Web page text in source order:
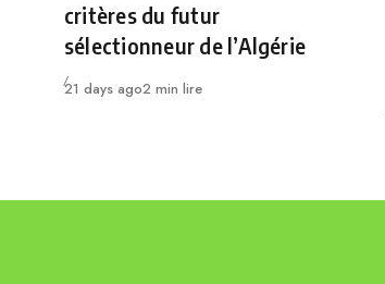
critères du futur
sélectionneur de l’Algérie
Publié
21 days ago2 min lire